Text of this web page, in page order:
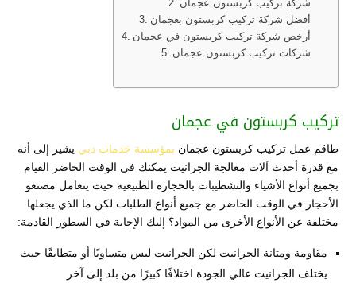
شركة تركيب كربستون عجمان
أفضل شركة تركيب كربستون بعجمان
أرخص شركة تركيب كربستون في عجمان
شركات تركيب كربستون عجمان
تركيب كربستون في عجمان
طاقم عمل تركيب كربستون عجمان بمؤسسة خدمات دبي يشير إلى أنه
مع قدرة أحدث آلات معالجة الجرانيت يمكنك في الوقت الحاضر القيام
بجميع أنواع الأشياء والتشطيبات بالحجارة الطبيعية حيث يتعامل مصنعو
الأحجار في الوقت الحاضر مع جميع أنواع الطلبات لكن ما الذي يجعلها
مختلفة عن الأنواع الأخرى من المواد؟ إليك الإجابة في السطور القادمة:
مقاومة ومتانة الجرانيت لكن الجرانيت ليس متساويًا أو متطابقًا حيث
يختلف الجرانيت عالي الجودة اختلافًا كبيرًا من بلد إلى آخر.